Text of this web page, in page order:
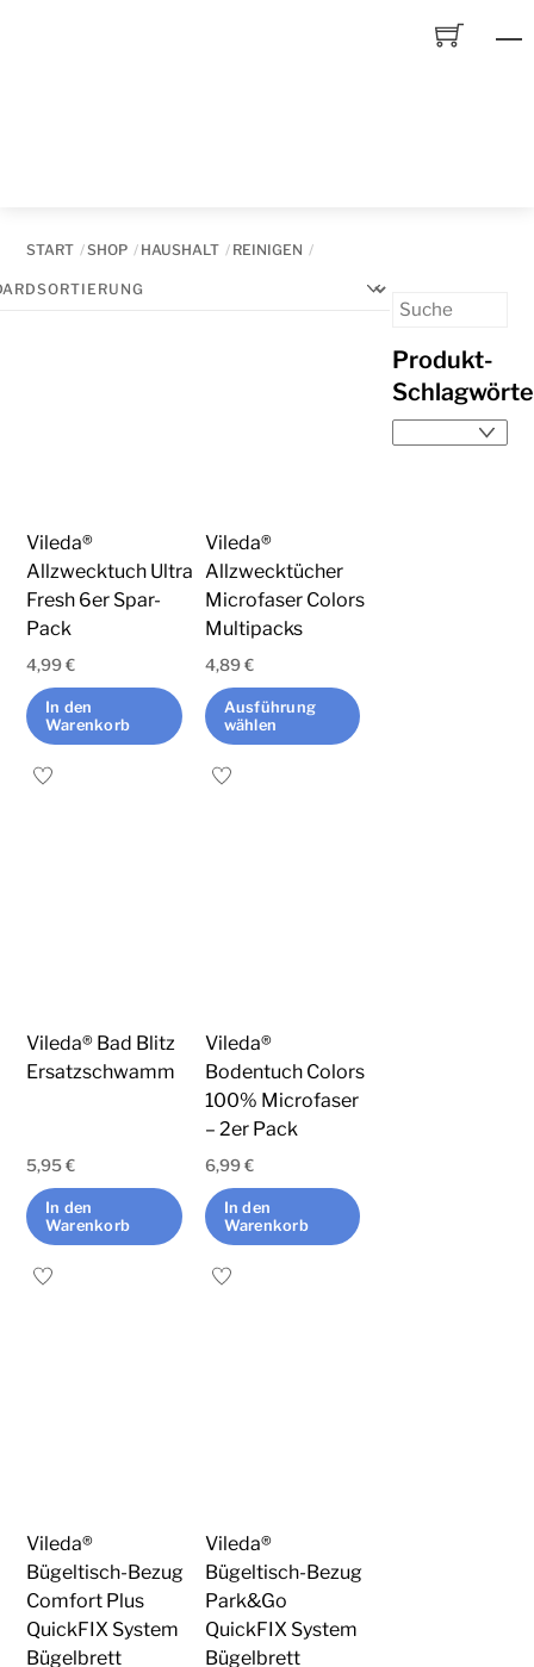
START SHOP HAUSHALT REINIGEN
Vileda®
Allzwecktuch Ultra
Fresh 6er Spar-
Pack
4,99€
In den
Warenkorb
Vileda®
Allzwecktücher
Microfaser Colors
Multipacks
4,89€
Ausführung
wählen
Dieses
auf
der
Produktseite
gewählt
werden
Vileda® Bad Blitz
Ersatzschwamm
5,95€
In den
Warenkorb
Vileda®
Bodentuch Colors
100% Microfaser
– 2er Pack
6,99€
In den
Warenkorb
Vileda®
Bügeltisch-Bezug
Comfort Plus
QuickFIX System
Bügelbrett
Vileda®
Bügeltisch-Bezug
Park&Go
QuickFIX System
Bügelbrett
Produkt-